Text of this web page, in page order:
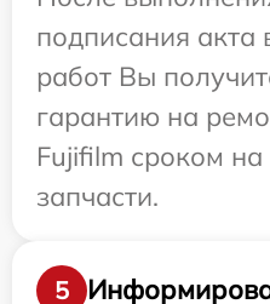
подписания
работ Вы
гарантию на
Fujifilm сроком
запчасти.
5